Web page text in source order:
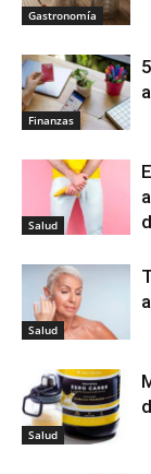
Gastronomía
Finanzas
Salud
Salud
Salud